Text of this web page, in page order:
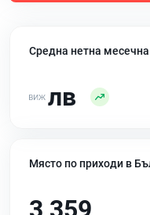
Средна нетна месечна
лв
Място по приходи в